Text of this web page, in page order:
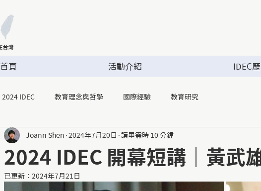
首頁 活動介紹 IDEC
2024 IDEC 教育理念與哲學 國際經驗 教育研究
2024 IDEC 開幕短講｜黃武
Joann Shen 2024年7月20日 讀畢需時 10 分鐘
已更新： 2024年7月21日